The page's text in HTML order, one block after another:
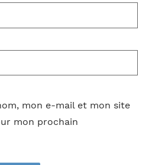
mon e-mail et mon site
mon prochain